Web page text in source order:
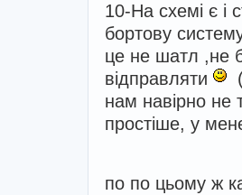
10-На схемі є і
бортову
це не шатл ,не
відправляти
нам навірно не
простіше, у
по по цьому ж